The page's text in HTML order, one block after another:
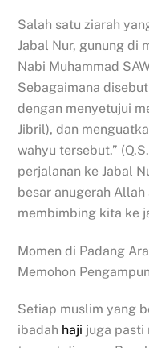
Salah satu ziarah
Jabal Nur, gunung di
Nabi Muhammad
Sebagaimana
dengan menyetujui
Jibril), dan
wahyu tersebut.”
perjalanan ke Jabal
besar anugerah
membimbing kita ke
Momen di Padang
Memohon
Setiap muslim yang
ibadah haji juga pasti